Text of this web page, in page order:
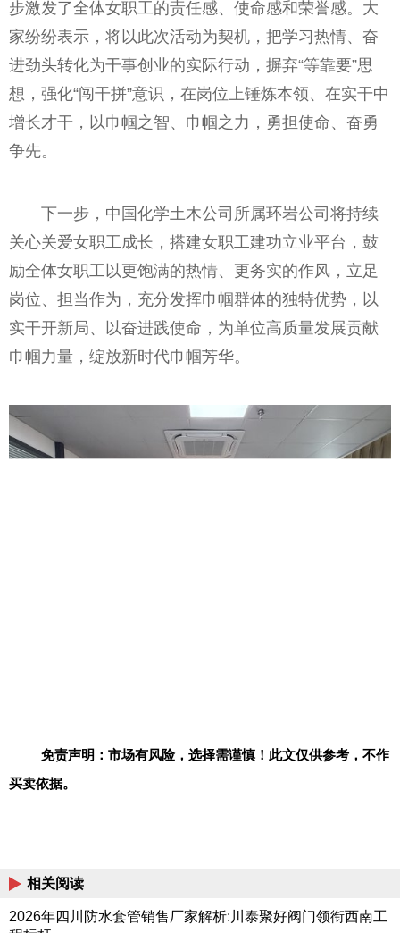
步激发了全体女职工的责任感、使命感和荣誉感。大
家纷纷表示，将以此次活动为契机，把学习热情、奋
进劲头转化为干事创业的实际行动，摒弃“等靠要”思
想，强化“闯干拼”意识，在岗位上锤炼本领、在实干中
增长才干，以巾帼之智、巾帼之力，勇担使命、奋勇
争先。
下一步，中国化学土木公司所属环岩公司将持续
关心关爱女职工成长，搭建女职工建功立业平台，鼓
励全体女职工以更饱满的热情、更务实的作风，立足
岗位、担当作为，充分发挥巾帼群体的独特优势，以
实干开新局、以奋进践使命，为单位高质量发展贡献
巾帼力量，绽放新时代巾帼芳华。
免责声明：市场有风险，选择需谨慎！此文仅供参考，不作
买卖依据。
相关阅读
2026年四川防水套管销售厂家解析:川泰聚好阀门领衔西南工